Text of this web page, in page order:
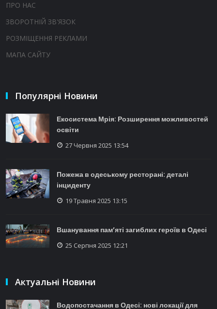
ПРО НАС
ЗВОРОТНІЙ ЗВ'ЯЗОК
РОЗМІЩЕННЯ РЕКЛАМИ
МАПА САЙТУ
Популярні Новини
Екосистема Мрія: Розширення можливостей
освіти
27 Червня 2025 13:54
Пожежа в одеському ресторані: деталі
інциденту
19 Травня 2025 13:15
Вшанування пам’яті загиблих героїв в Одесі
25 Серпня 2025 12:21
Актуальні Новини
Водопостачання в Одесі: нові локації для